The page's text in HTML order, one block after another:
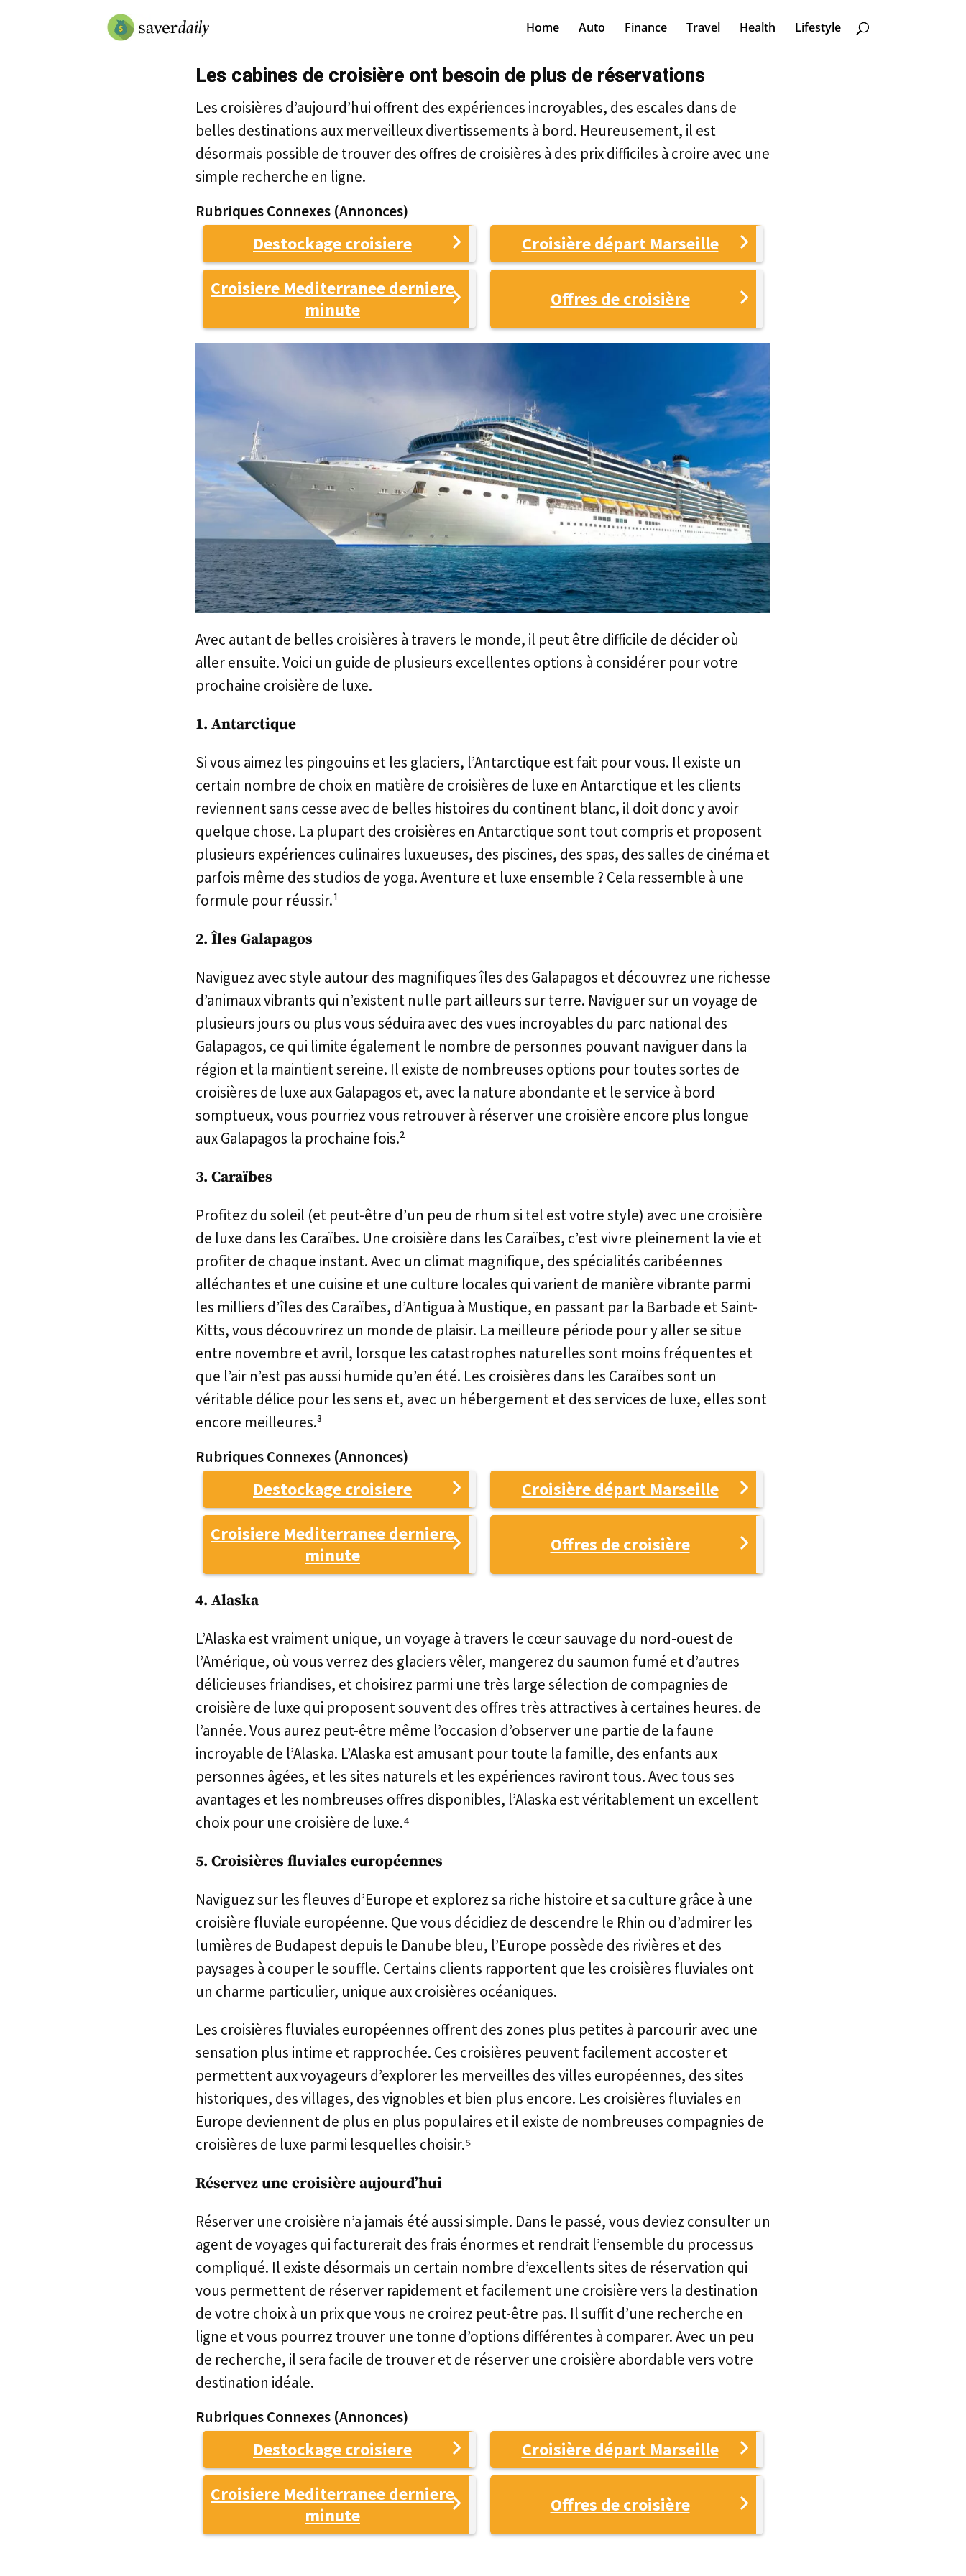
Home Auto Finance Travel Health Lifestyle
Les cabines de croisière ont besoin de plus de réservations
Les croisières d’aujourd’hui offrent des expériences incroyables, des escales dans de
belles destinations aux merveilleux divertissements à bord. Heureusement, il est
désormais possible de trouver des offres de croisières à des prix difficiles à croire avec une
simple recherche en ligne.
Rubriques Connexes (Annonces)
Destockage croisiere
Croisière départ Marseille
Croisiere Mediterranee derniere
minute
Offres de croisière
Avec autant de belles croisières à travers le monde, il peut être difficile de décider où
aller ensuite. Voici un guide de plusieurs excellentes options à considérer pour votre
prochaine croisière de luxe.
1. Antarctique
Si vous aimez les pingouins et les glaciers, l’Antarctique est fait pour vous. Il existe un
certain nombre de choix en matière de croisières de luxe en Antarctique et les clients
reviennent sans cesse avec de belles histoires du continent blanc, il doit donc y avoir
quelque chose. La plupart des croisières en Antarctique sont tout compris et proposent
plusieurs expériences culinaires luxueuses, des piscines, des spas, des salles de cinéma et
parfois même des studios de yoga. Aventure et luxe ensemble ? Cela ressemble à une
formule pour réussir.¹
2. Îles Galapagos
Naviguez avec style autour des magnifiques îles des Galapagos et découvrez une richesse
d’animaux vibrants qui n’existent nulle part ailleurs sur terre. Naviguer sur un voyage de
plusieurs jours ou plus vous séduira avec des vues incroyables du parc national des
Galapagos, ce qui limite également le nombre de personnes pouvant naviguer dans la
région et la maintient sereine. Il existe de nombreuses options pour toutes sortes de
croisières de luxe aux Galapagos et, avec la nature abondante et le service à bord
somptueux, vous pourriez vous retrouver à réserver une croisière encore plus longue
aux Galapagos la prochaine fois.²
3. Caraïbes
Profitez du soleil (et peut-être d’un peu de rhum si tel est votre style) avec une croisière
de luxe dans les Caraïbes. Une croisière dans les Caraïbes, c’est vivre pleinement la vie et
profiter de chaque instant. Avec un climat magnifique, des spécialités caribéennes
alléchantes et une cuisine et une culture locales qui varient de manière vibrante parmi
les milliers d’îles des Caraïbes, d’Antigua à Mustique, en passant par la Barbade et Saint-
Kitts, vous découvrirez un monde de plaisir. La meilleure période pour y aller se situe
entre novembre et avril, lorsque les catastrophes naturelles sont moins fréquentes et
que l’air n’est pas aussi humide qu’en été. Les croisières dans les Caraïbes sont un
véritable délice pour les sens et, avec un hébergement et des services de luxe, elles sont
encore meilleures.³
Rubriques Connexes (Annonces)
Destockage croisiere
Croisière départ Marseille
Croisiere Mediterranee derniere
minute
Offres de croisière
4. Alaska
L’Alaska est vraiment unique, un voyage à travers le cœur sauvage du nord-ouest de
l’Amérique, où vous verrez des glaciers vêler, mangerez du saumon fumé et d’autres
délicieuses friandises, et choisirez parmi une très large sélection de compagnies de
croisière de luxe qui proposent souvent des offres très attractives à certaines heures. de
l’année. Vous aurez peut-être même l’occasion d’observer une partie de la faune
incroyable de l’Alaska. L’Alaska est amusant pour toute la famille, des enfants aux
personnes âgées, et les sites naturels et les expériences raviront tous. Avec tous ses
avantages et les nombreuses offres disponibles, l’Alaska est véritablement un excellent
choix pour une croisière de luxe.⁴
5. Croisières fluviales européennes
Naviguez sur les fleuves d’Europe et explorez sa riche histoire et sa culture grâce à une
croisière fluviale européenne. Que vous décidiez de descendre le Rhin ou d’admirer les
lumières de Budapest depuis le Danube bleu, l’Europe possède des rivières et des
paysages à couper le souffle. Certains clients rapportent que les croisières fluviales ont
un charme particulier, unique aux croisières océaniques.
Les croisières fluviales européennes offrent des zones plus petites à parcourir avec une
sensation plus intime et rapprochée. Ces croisières peuvent facilement accoster et
permettent aux voyageurs d’explorer les merveilles des villes européennes, des sites
historiques, des villages, des vignobles et bien plus encore. Les croisières fluviales en
Europe deviennent de plus en plus populaires et il existe de nombreuses compagnies de
croisières de luxe parmi lesquelles choisir.⁵
Réservez une croisière aujourd’hui
Réserver une croisière n’a jamais été aussi simple. Dans le passé, vous deviez consulter un
agent de voyages qui facturerait des frais énormes et rendrait l’ensemble du processus
compliqué. Il existe désormais un certain nombre d’excellents sites de réservation qui
vous permettent de réserver rapidement et facilement une croisière vers la destination
de votre choix à un prix que vous ne croirez peut-être pas. Il suffit d’une recherche en
ligne et vous pourrez trouver une tonne d’options différentes à comparer. Avec un peu
de recherche, il sera facile de trouver et de réserver une croisière abordable vers votre
destination idéale.
Rubriques Connexes (Annonces)
Destockage croisiere
Croisière départ Marseille
Croisiere Mediterranee derniere
minute
Offres de croisière